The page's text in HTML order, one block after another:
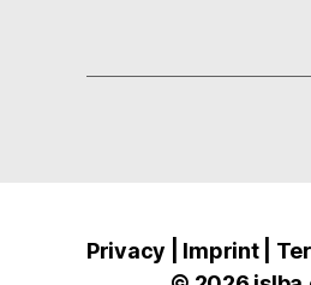
Privacy | Imprint |